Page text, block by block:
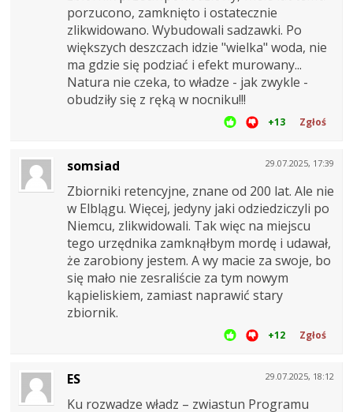
porzucono, zamknięto i ostatecznie
zlikwidowano. Wybudowali sadzawki. Po
większych deszczach idzie "wielka" woda, nie
ma gdzie się podziać i efekt murowany...
Natura nie czeka, to władze - jak zwykle -
obudziły się z ręką w nocniku!!!
+13 Zgłoś
29.07.2025, 17:39
somsiad
Zbiorniki retencyjne, znane od 200 lat. Ale nie
w Elblągu. Więcej, jedyny jaki odziedziczyli po
Niemcu, zlikwidowali. Tak więc na miejscu
tego urzędnika zamknąłbym mordę i udawał,
że zarobiony jestem. A wy macie za swoje, bo
się mało nie zesraliście za tym nowym
kąpieliskiem, zamiast naprawić stary
zbiornik.
+12 Zgłoś
29.07.2025, 18:12
ES
Ku rozwadze władz – zwiastun Programu